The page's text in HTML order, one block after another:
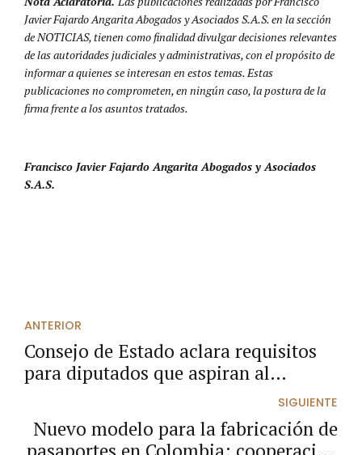
Javier Fajardo Angarita Abogados y Asociados S.A.S. en la sección
de NOTICIAS, tienen como finalidad divulgar decisiones relevantes
de las autoridades judiciales y administrativas, con el propósito de
informar a quienes se interesan en estos temas. Estas
publicaciones no comprometen, en ningún caso, la postura de la
firma frente a los asuntos tratados.
Francisco Javier Fajardo Angarita Abogados y Asociados
S.A.S.
ANTERIOR
Consejo de Estado aclara requisitos
para diputados que aspiran al
SIGUIENTE
Nuevo modelo para la fabricación de